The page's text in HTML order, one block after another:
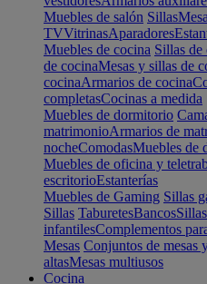
Muebles de salón Sillas
TVVitrinasAparadores
Muebles de cocina Sillas de
de cocinaMesas y sillas de
cocinaArmarios de cocina
completasCocinas a medida
Muebles de dormitorio
matrimonioArmarios de
nocheComodasMuebles de
Muebles de oficina y
escritorioEstanterías
Muebles de Gaming Sillas
Sillas TaburetesBancos
infantilesComplementos
Mesas Conjuntos de mesas
altasMesas multiusos
Cocina